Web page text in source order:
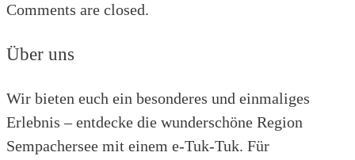
Comments are closed.
Über uns
Wir bieten euch ein besonderes und einmaliges
Erlebnis – entdecke die wunderschöne Region
Sempachersee mit einem e-Tuk-Tuk. Für